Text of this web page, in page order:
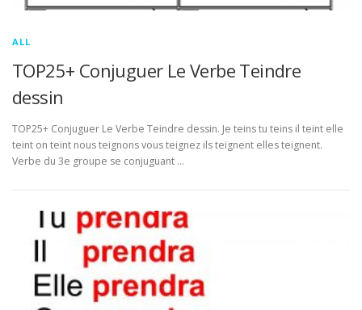
ALL
TOP25+ Conjuguer Le Verbe Teindre
dessin
TOP25+ Conjuguer Le Verbe Teindre dessin. Je teins tu teins il teint elle
teint on teint nous teignons vous teignez ils teignent elles teignent.
Verbe du 3e groupe se conjuguant …